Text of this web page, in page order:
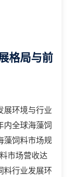
格局与前
展环境与行业
内全球海藻饲
藻饲料市场规
市场营收达
料行业发展环